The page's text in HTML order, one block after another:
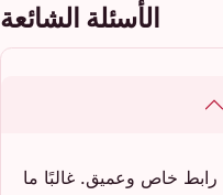
الأسئلة الشائعة
رابط خاص وعميق. غالبًا ما